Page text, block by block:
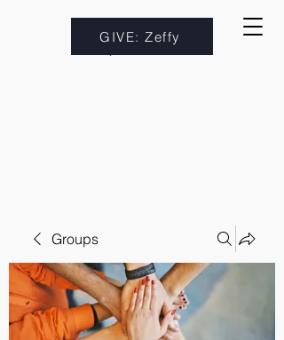
GIVE: Zeffy
Groups